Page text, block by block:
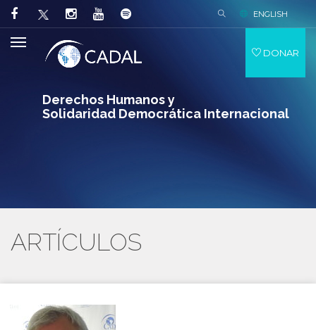
Derechos Humanos y
Solidaridad Democrática Internacional
ENGLISH
DONAR
ARTÍCULOS